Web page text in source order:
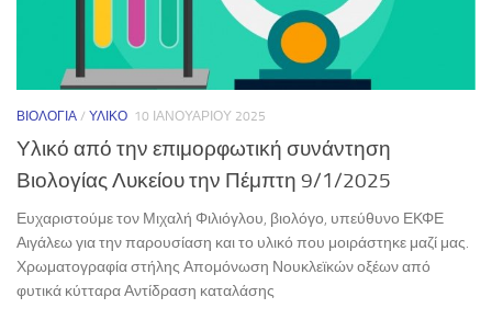
ΒΙΟΛΟΓΊΑ / ΥΛΙΚΌ 10 ΙΑΝΟΥΑΡΊΟΥ 2025
Υλικό από την επιμορφωτική συνάντηση
Βιολογίας Λυκείου την Πέμπτη 9/1/2025
Ευχαριστούμε τον Μιχαλή Φιλιόγλου, βιολόγο, υπεύθυνο ΕΚΦΕ
Αιγάλεω για την παρουσίαση και το υλικό που μοιράστηκε μαζί μας.
Χρωματογραφία στήλης Απομόνωση Νουκλεϊκών οξέων από
φυτικά κύτταρα Αντίδραση καταλάσης